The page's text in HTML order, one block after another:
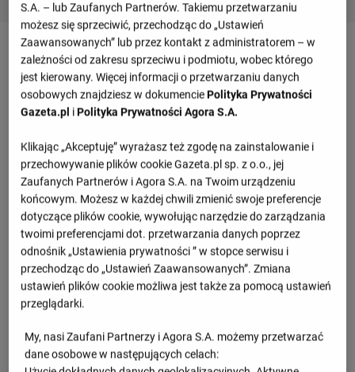
Szczegóły meczu SVG Lueneburg - Jihostroj
Cz. Budziejowice
Przegląd
1.set -26 : 24
2.set - 25 : 20
3.set -25 : 15
Informacje o meczu
Liga Mistrzów, Grupa D
S.A. – lub Zaufanych Partnerów. Takiemu przetwarzaniu
możesz się sprzeciwić, przechodząc do „Ustawień
Zaawansowanych” lub przez kontakt z administratorem – w
zależności od zakresu sprzeciwu i podmiotu, wobec którego
jest kierowany. Więcej informacji o przetwarzaniu danych
osobowych znajdziesz w dokumenciePolityka Prywatności
Gazeta.pl iPolityka Prywatności Agora S.A.
Klikając „Akceptuję” wyrażasz też zgodę na zainstalowanie i
przechowywanie plików cookie Gazeta.pl sp. z o.o., jej
Zaufanych Partnerów i Agora S.A. na Twoim urządzeniu
końcowym. Możesz w każdej chwili zmienić swoje preferencje
dotyczące plików cookie, wywołując narzędzie do zarządzania
twoimi preferencjami dot. przetwarzania danych poprzez
odnośnik „Ustawienia prywatności ” w stopce serwisu i
przechodząc do „Ustawień Zaawansowanych”. Zmiana
ustawień plików cookie możliwa jest także za pomocą ustawień
przeglądarki.
My, nasi Zaufani Partnerzy i Agora S.A. możemy przetwarzać
dane osobowe w następujących celach: